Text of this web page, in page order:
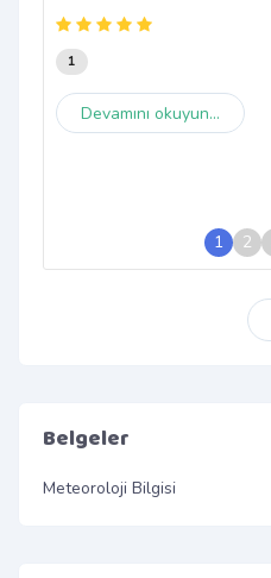
1
Devamını okuyun...
1 2
Belgeler
Meteoroloji Bilgisi